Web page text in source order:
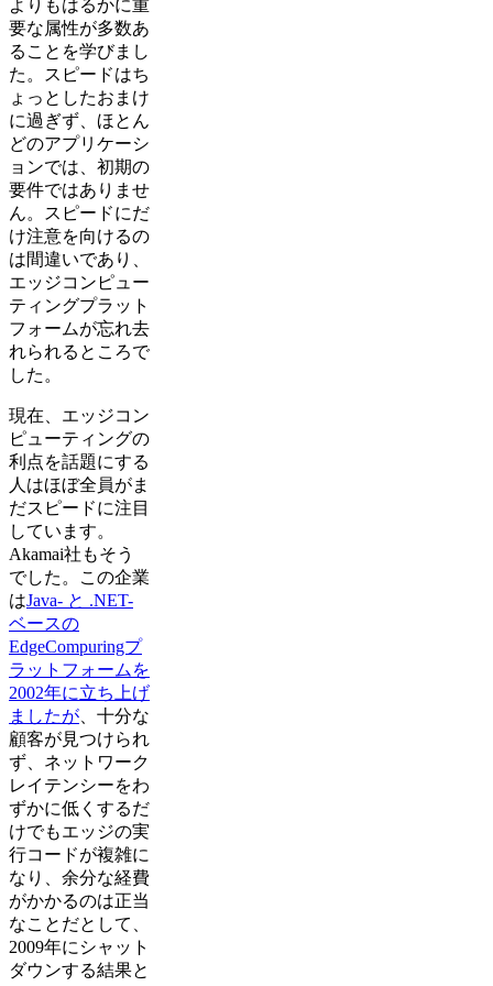
よりもはるかに重
要な属性が多数あ
ることを学びまし
た。スピードはち
ょっとしたおまけ
に過ぎず、ほとん
どのアプリケーシ
ョンでは、初期の
要件ではありませ
ん。スピードにだ
け注意を向けるの
は間違いであり、
エッジコンピュー
ティングプラット
フォームが忘れ去
れられるところで
した。
現在、エッジコン
ピューティングの
利点を話題にする
人はほぼ全員がま
だスピードに注目
しています。
Akamai社もそう
でした。この企業
はJava- と .NET-
ベースの
EdgeCompuringプ
ラットフォームを
2002年に立ち上げ
ましたが 、十分な
顧客が見つけられ
ず、ネットワーク
レイテンシーをわ
ずかに低くするだ
けでもエッジの実
行コードが複雑に
なり、余分な経費
がかかるのは正当
なことだとして、
2009年にシャット
ダウンする結果と